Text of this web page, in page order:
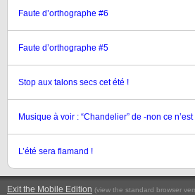
Faute d’orthographe #6
Faute d’orthographe #5
Stop aux talons secs cet été !
Musique à voir : “Chandelier” de -non ce
L’été sera flamand !
Exit the Mobile Edition (view the standard browser